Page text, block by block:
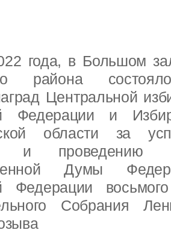
года, в Большом
района
Центральной
Федерации и
области за
и проведению
Думы
Федерации
Собрания